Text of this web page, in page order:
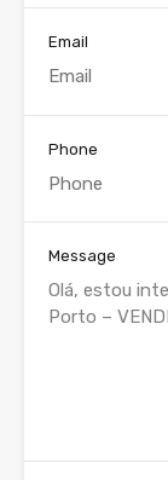
Email
Phone
Message